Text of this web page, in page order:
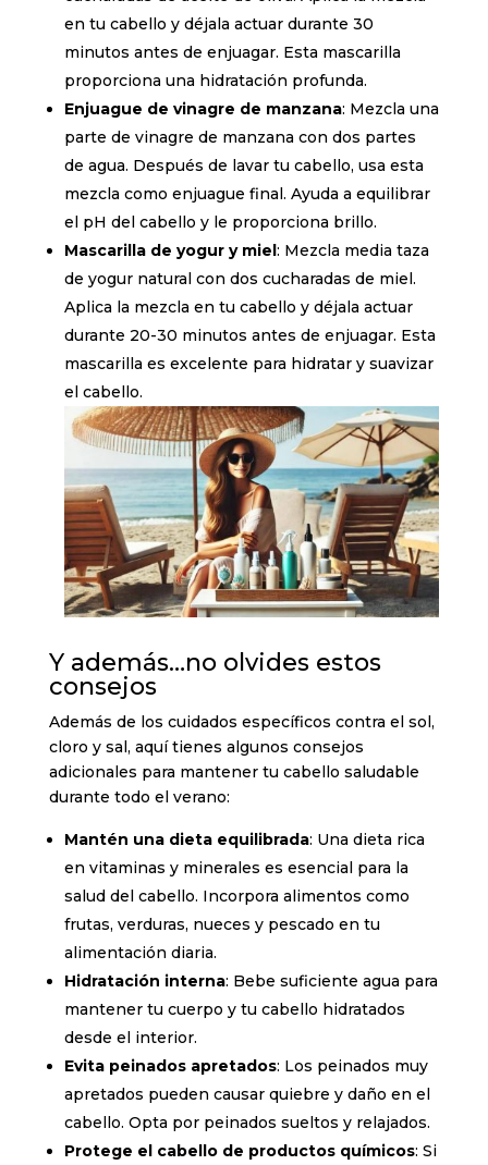
en tu cabello y déjala actuar durante 30
minutos antes de enjuagar. Esta mascarilla
proporciona una hidratación profunda.
Enjuague de vinagre de manzana: Mezcla una
parte de vinagre de manzana con dos partes
de agua. Después de lavar tu cabello, usa esta
mezcla como enjuague final. Ayuda a equilibrar
el pH del cabello y le proporciona brillo.
Mascarilla de yogur y miel: Mezcla media taza
de yogur natural con dos cucharadas de miel.
Aplica la mezcla en tu cabello y déjala actuar
durante 20-30 minutos antes de enjuagar. Esta
mascarilla es excelente para hidratar y suavizar
el cabello.
Y además…no olvides estos
consejos
Además de los cuidados específicos contra el sol,
cloro y sal, aquí tienes algunos consejos
adicionales para mantener tu cabello saludable
durante todo el verano:
Mantén una dieta equilibrada: Una dieta rica
en vitaminas y minerales es esencial para la
salud del cabello. Incorpora alimentos como
frutas, verduras, nueces y pescado en tu
alimentación diaria.
Hidratación interna: Bebe suficiente agua para
mantener tu cuerpo y tu cabello hidratados
desde el interior.
Evita peinados apretados: Los peinados muy
apretados pueden causar quiebre y daño en el
cabello. Opta por peinados sueltos y relajados.
Protege el cabello de productos químicos: Si